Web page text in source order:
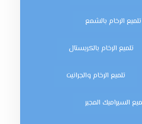
تلميع الرخام بالشمع
تلميع الرخام بالكريستال
تلميع الرخام والجرانيت
السيراميك المجير